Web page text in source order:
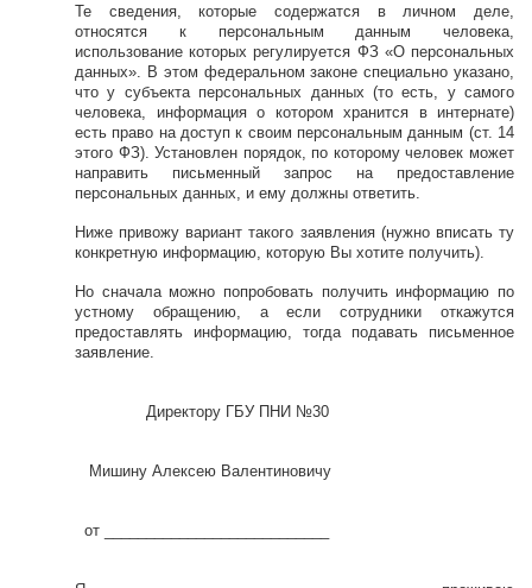
Те сведения, которые содержатся в личном деле,
относятся к персональным данным человека,
использование которых регулируется ФЗ «О персональных
данных». В этом федеральном законе специально указано,
что у субъекта персональных данных (то есть, у самого
человека, информация о котором хранится в интернате)
есть право на доступ к своим персональным данным (ст. 14
этого ФЗ). Установлен порядок, по которому человек может
направить письменный запрос на предоставление
персональных данных, и ему должны ответить.
Ниже привожу вариант такого заявления (нужно вписать ту
конкретную информацию, которую Вы хотите получить).
Но сначала можно попробовать получить информацию по
устному обращению, а если сотрудники откажутся
предоставлять информацию, тогда подавать письменное
заявление.
Директору ГБУ ПНИ №30
Мишину Алексею Валентиновичу
от ___________________________